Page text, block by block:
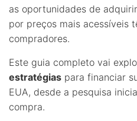
as oportunidades de adquirir
por preços mais acessíveis
compradores.
Este guia completo vai
estratégias para financiar
EUA, desde a pesquisa
compra.